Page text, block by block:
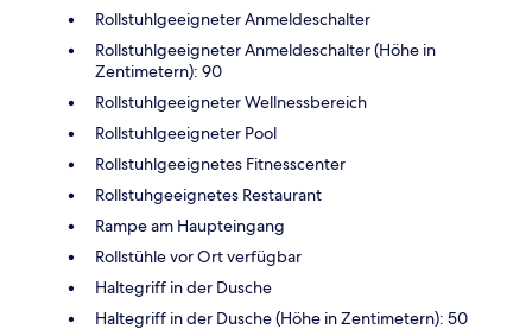
Rollstuhlgeeigneter Anmeldeschalter
Rollstuhlgeeigneter Anmeldeschalter (Höhe in
Zentimetern): 90
Rollstuhlgeeigneter Wellnessbereich
Rollstuhlgeeigneter Pool
Rollstuhlgeeignetes Fitnesscenter
Rollstuhgeeignetes Restaurant
Rampe am Haupteingang
Rollstühle vor Ort verfügbar
Haltegriff in der Dusche
Haltegriff in der Dusche (Höhe in Zentimetern): 50